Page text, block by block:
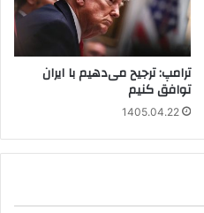
ترامپ: ترجیح می‌دهیم با ایران
توافق کنیم
1405.04.22